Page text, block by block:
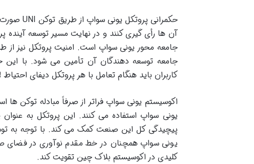
آن ها رأی گیری کنند و در نهایت مسیر توسعه آینده
جامعه محور یونی سواپ است. امنیت پروتکل نیز
جامعه توسعه دهندگان آن تأمین می شود. با این
کاربران باید هنگام تعامل با هر پروتکل دیفای احتیاط
اکوسیستم یونی سواپ فراتر از صرفاً مبادله توکن
یونی سواپ استفاده می کنند. این پروتکل به
یونی سواپ همچنان در خط مقدم نوآوری در فضای
کلیدی در اکوسیستم بلاک چین تقویت کند.